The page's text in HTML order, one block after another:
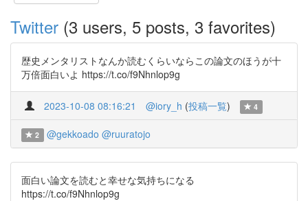
Twitter (3 users, 5 posts, 3 favorites)
歴史メンタリストなんか読むくらいならこの論文のほうが十
万倍面白いよ https://t.co/f9Nhnlop9g
2023-10-08 08:16:21 @iory_h (投稿一覧) 4
2 @gekkoado @ruuratojo
面白い論文を読むと幸せな気持ちになる
https://t.co/f9Nhnlop9g